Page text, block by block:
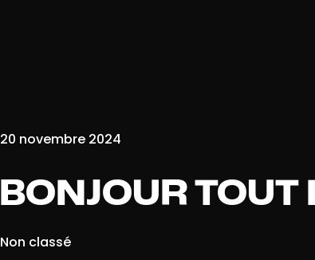
20 novembre 2024
BONJOUR TOUT
Non classé